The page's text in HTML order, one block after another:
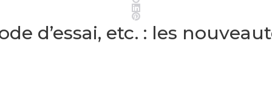
Pinterest
d’essai, etc. : les